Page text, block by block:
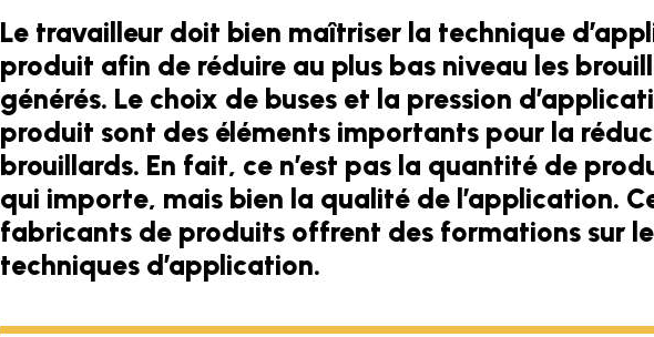
Le travailleur doit bien maîtriser la technique
produit afin de réduire au plus bas niveau les
générés. Le choix de buses et la pression
produit sont des éléments importants pour la
brouillards. En fait, ce n’est pas la quantité de
qui importe, mais bien la qualité de l’application.
fabricants de produits offrent des formations sur
techniques d’application.